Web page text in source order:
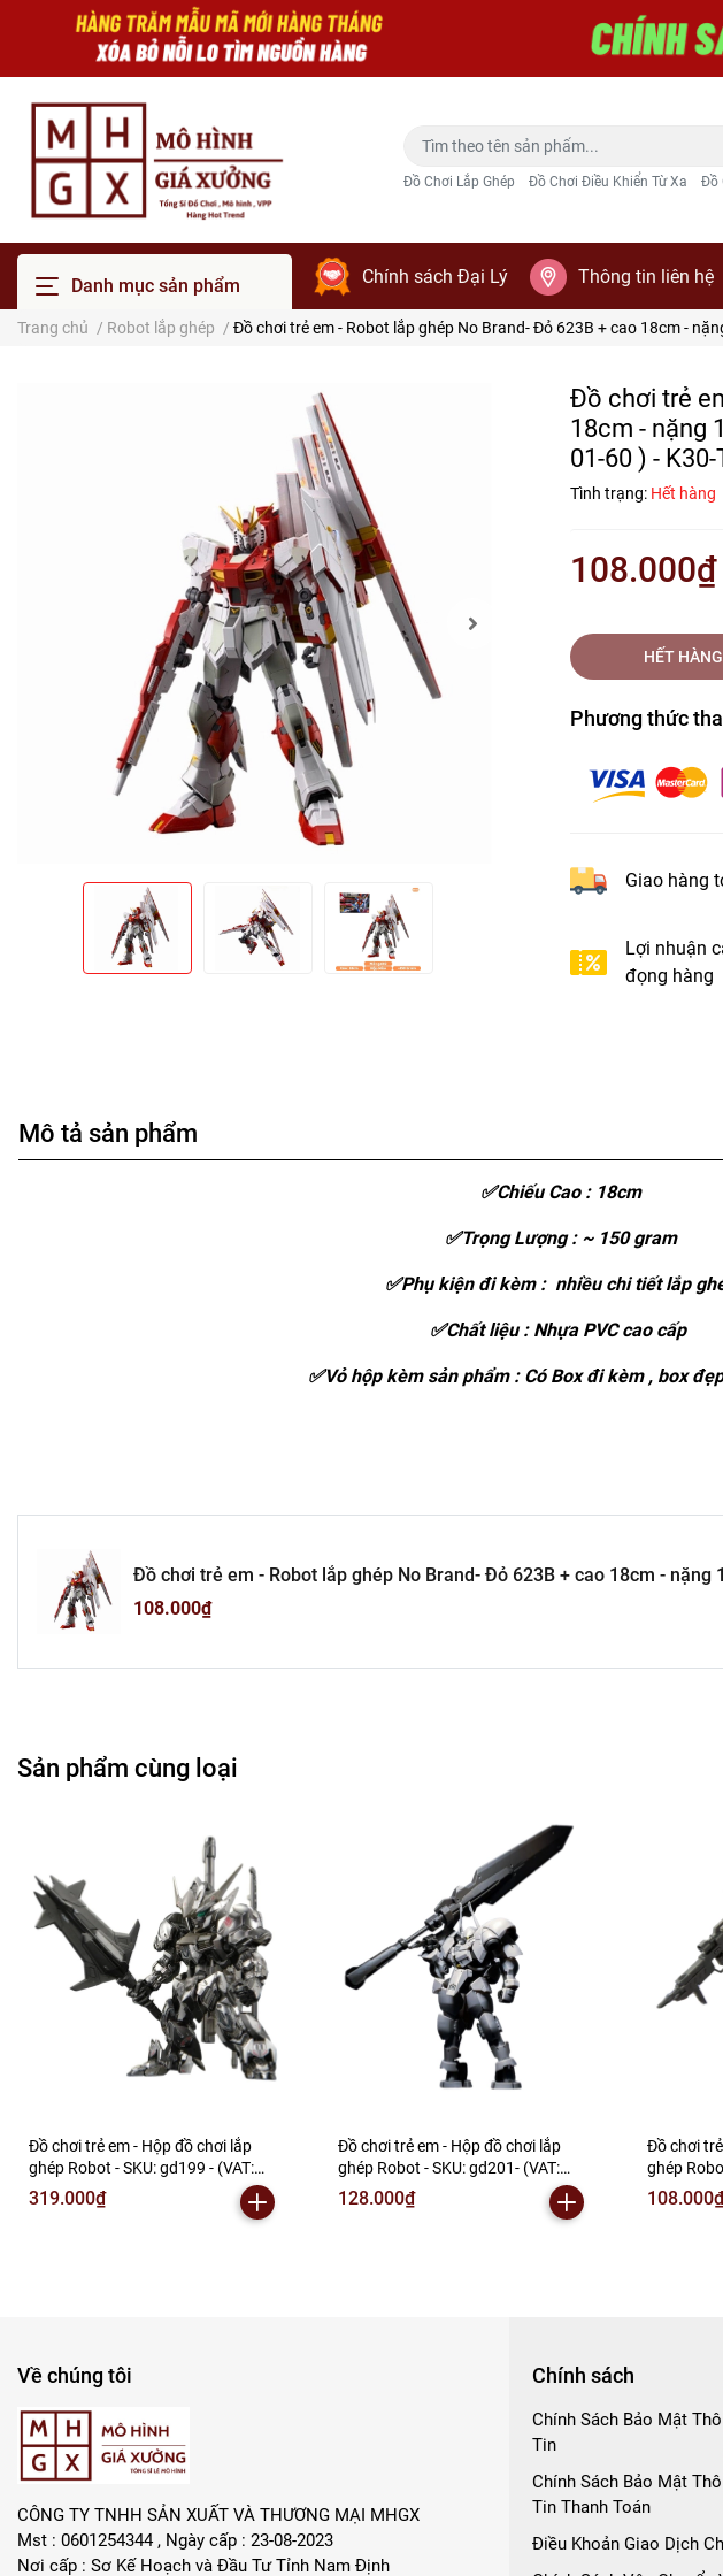
Đồ Chơi Lắp Ghép Đồ Chơi Điều Khiển Từ Xa Đồ
Danh mục sản phẩm Chính sách Đại Lý Thông tin liên hệ
Trang chủ / Robot lắp ghép / Đồ chơi trẻ em - Robot lắp ghép No Brand- Đỏ 623B + cao 18cm -
Đồ chơi trẻ
18cm - nặng
01-60 ) - K30-
Tình trạng: Hết hàng
108.000₫
HẾT HÀNG
Phương thức
Giao hàng
Lợi nhuận
đọng hàng
Mô tả sản phẩm
✅Chiếu Cao : 18cm
✅Trọng Lượng : ~ 150 gram
✅Phụ kiện đi kèm : nhiều chi tiết lắp
✅Chất liệu : Nhựa PVC cao cấp
✅Vỏ hộp kèm sản phẩm : Có Box đi kèm , box
Đồ chơi trẻ em - Robot lắp ghép No Brand- Đỏ 623B + cao 18cm - nặng 150gram - Có hộp màu - Sku
:gd49 - ( Vat : 006-01-60 ) - K30-T4-S7
108.000₫
Sản phẩm cùng loại
Đồ chơi trẻ em - Hộp đồ chơi lắp
ghép Robot - SKU: gd199 - (VAT:
006-01-240) - N2-F1-S12
319.000₫
Đồ chơi trẻ em - Hộp đồ chơi lắp
ghép Robot - SKU: gd201- (VAT:
006-01-90) - N2-E1-S2
128.000₫
Đồ chơi
ghép Robot -
006-01-
108.000₫
Về chúng tôi
CÔNG TY TNHH SẢN XUẤT VÀ THƯƠNG MẠI MHGX
Mst : 0601254344 , Ngày cấp : 23-08-2023
Nơi cấp : Sơ Kế Hoạch và Đầu Tư Tỉnh Nam Định
Chính sách
Chính Sách Bảo Mật
Tin
Chính Sách Bảo Mật
Tin Thanh Toán
Điều Khoản Giao Dịch